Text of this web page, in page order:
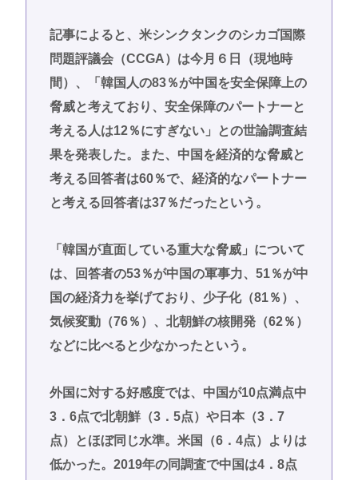
記事によると、米シンクタンクのシカゴ国際
問題評議会（CCGA）は今月６日（現地時
間）、「韓国人の83％が中国を安全保障上の
脅威と考えており、安全保障のパートナーと
考える人は12％にすぎない」との世論調査結
果を発表した。また、中国を経済的な脅威と
考える回答者は60％で、経済的なパートナー
と考える回答者は37％だったという。
「韓国が直面している重大な脅威」について
は、回答者の53％が中国の軍事力、51％が中
国の経済力を挙げており、少子化（81％）、
気候変動（76％）、北朝鮮の核開発（62％）
などに比べると少なかったという。
外国に対する好感度では、中国が10点満点中
3．6点で北朝鮮（3．5点）や日本（3．7
点）とほぼ同じ水準。米国（6．4点）よりは
低かった。2019年の同調査で中国は4．8点